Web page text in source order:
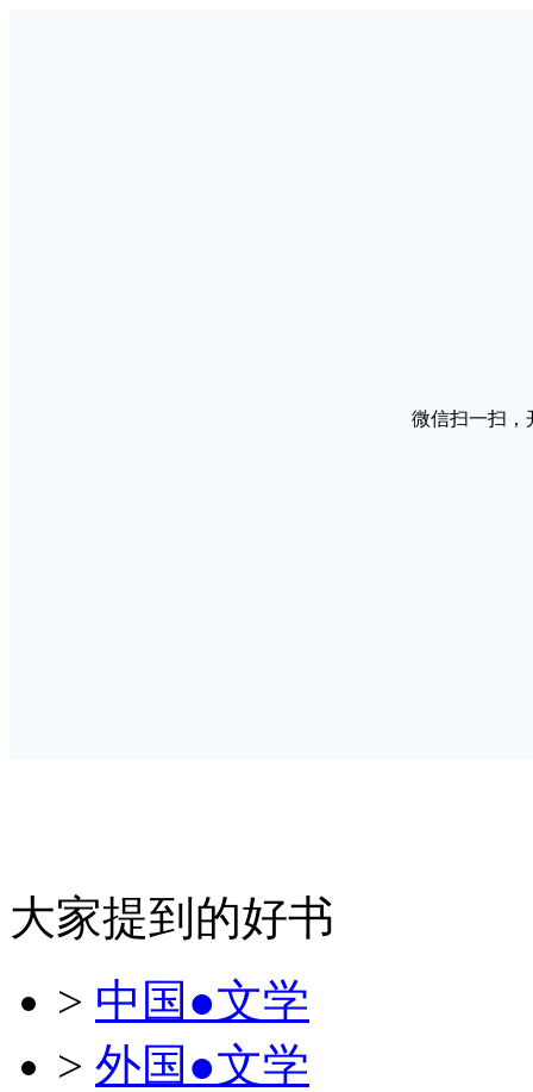
微信扫一扫，
大家提到的好书
> 中国●文学
> 外国●文学